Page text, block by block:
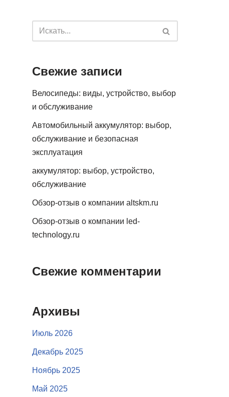
Свежие записи
Велосипеды: виды, устройство, выбор
и обслуживание
Автомобильный аккумулятор: выбор,
обслуживание и безопасная
эксплуатация
аккумулятор: выбор, устройство,
обслуживание
Обзор-отзыв о компании altskm.ru
Обзор-отзыв о компании led-
technology.ru
Свежие комментарии
Архивы
Июль 2026
Декабрь 2025
Ноябрь 2025
Май 2025